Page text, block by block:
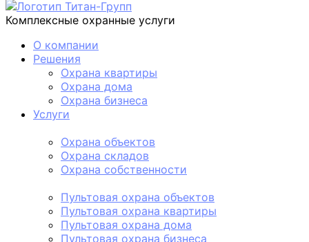
Комплексные охранные услуги
О компании
Решения
Охрана квартиры
Охрана дома
Охрана бизнеса
Услуги
Охрана объектов
Охрана складов
Охрана собственности
Пультовая охрана объектов
Пультовая охрана квартиры
Пультовая охрана дома
Пультовая охрана бизнеса